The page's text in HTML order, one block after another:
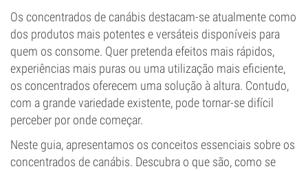
Os concentrados de canábis destacam-se atualmente como
dos produtos mais potentes e versáteis disponíveis para
quem os consome. Quer pretenda efeitos mais rápidos,
experiências mais puras ou uma utilização mais eficiente,
os concentrados oferecem uma solução à altura. Contudo,
com a grande variedade existente, pode tornar-se difícil
perceber por onde começar.
Neste guia, apresentamos os conceitos essenciais sobre os
concentrados de canábis. Descubra o que são, como se